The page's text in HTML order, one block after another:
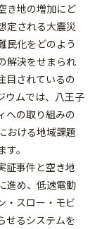
き地の増加にど
定される大震災
民化をどのよう
解決をせまられ
目されているの
ウムでは、八王子
への取り組みの
おける地域課題
。
証事件と空き地
進め、低速電動
・スロー・モビ
せるシステムを